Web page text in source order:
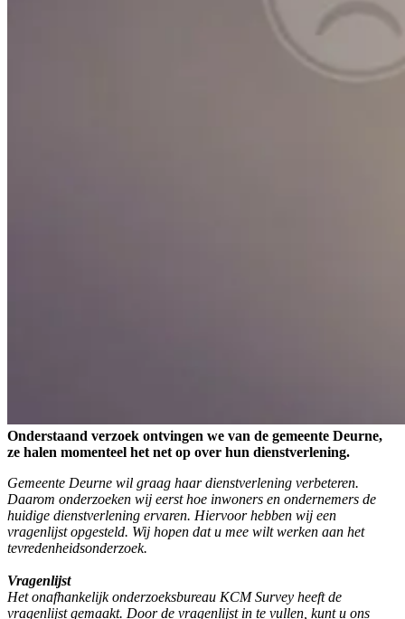
Onderstaand verzoek ontvingen we van de gemeente Deurne,
ze halen momenteel het net op over hun dienstverlening.
Gemeente Deurne wil graag haar dienstverlening verbeteren.
Daarom onderzoeken wij eerst hoe inwoners en ondernemers de
huidige dienstverlening ervaren. Hiervoor hebben wij een
vragenlijst opgesteld. Wij hopen dat u mee wilt werken aan het
tevredenheidsonderzoek.
Vragenlijst
Het onafhankelijk onderzoeksbureau KCM Survey heeft de
vragenlijst gemaakt. Door de vragenlijst in te vullen, kunt u ons